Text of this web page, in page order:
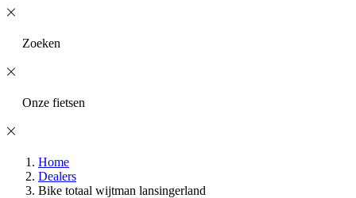
Zoeken
Onze fietsen
Home
Dealers
Bike totaal wijtman lansingerland